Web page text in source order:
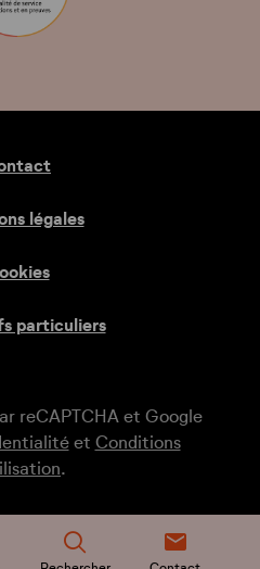
légales
particuliers
reCAPTCHA et Google
et Conditions
.